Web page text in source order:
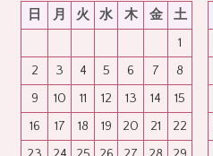
日
月 火 水 木 金
土
1
2
3 4 5 6 7
8
9
10 11 12 13 14
15
16
17 18 19 20 21
22